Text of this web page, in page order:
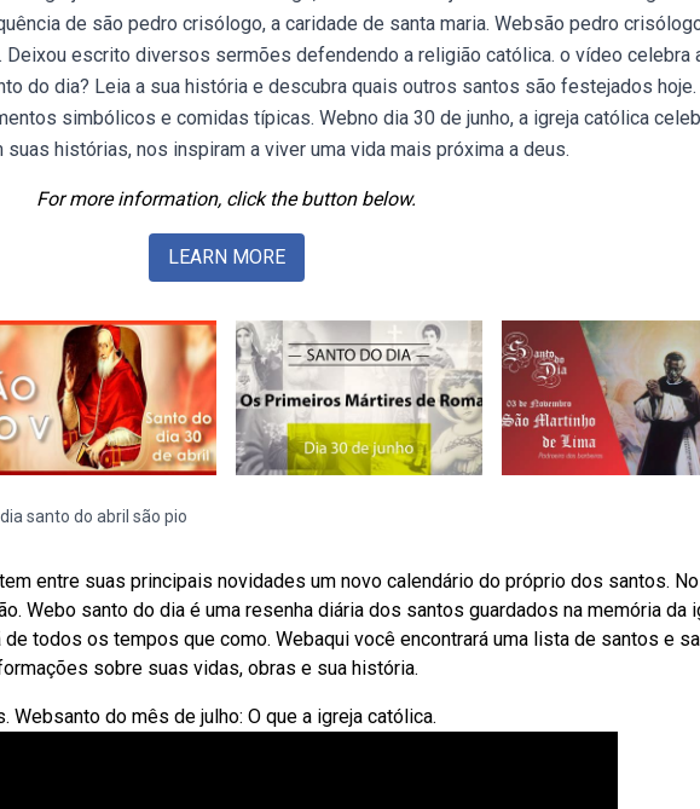
de são pedro crisólogo, a caridade de santa maria. Websão pedro
Deixou escrito diversos sermões defendendo a religião católica. o vídeo celebra
do dia? Leia a sua história e descubra quais outros santos são festejados hoje.
simbólicos e comidas típicas. Webno dia 30 de junho, a igreja católica
histórias, nos inspiram a viver uma vida mais próxima a deus.
For more information, click the button below.
LEARN MORE
dia santo do abril são pio
entre suas principais novidades um novo calendário do próprio dos santos.
Webo santo do dia é uma resenha diária dos santos guardados na memória da
todos os tempos que como. Webaqui você encontrará uma lista de santos e
sobre suas vidas, obras e sua história.
do mês de julho: O que a igreja católica.